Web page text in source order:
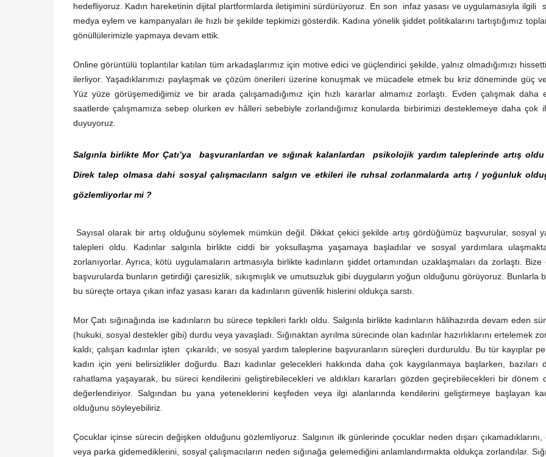
hedefliyoruz. Kadın hareketinin dijital plartformlarda iletişimini sürdürüyoruz. En son infaz yasası ve uygulamasıyla ilgili
medya eylem ve kampanyaları ile hızlı bir şekilde tepkimizi gösterdik. Kadına yönelik şiddet politikalarını tartıştığımız
gönüllülerimizle yapmaya devam ettik.
Online görüntülü toplantılar katılan tüm arkadaşlarımız için motive edici ve güçlendirici şekilde, yalnız olmadığımızı
ilerliyor. Yaşadıklarımızı paylaşmak ve çözüm önerileri üzerine konuşmak ve mücadele etmek bu kriz döneminde güç
Yüz yüze görüşemediğimiz ve bir arada çalışamadığımız için hızlı kararlar almamız zorlaştı. Evden çalışmak daha
saatlerde çalışmamıza sebep olurken ev hâlleri sebebiyle zorlandığımız konularda birbirimizi desteklemeye daha çok
duyuyoruz.
Salgınla birlikte Mor Çatı’ya başvuranlardan ve sığınak kalanlardan psikolojik yardım taleplerinde artış
Direk talep olmasa dahi sosyal çalışmacıların salgın ve etkileri ile ruhsal zorlanmalarda artış / yoğunluk
gözlemliyorlar mi ?
Sayısal olarak bir artış olduğunu söylemek mümkün değil. Dikkat çekici şekilde artış gördüğümüz başvurular, sosyal
talepleri oldu. Kadınlar salgınla birlikte ciddi bir yoksullaşma yaşamaya başladılar ve sosyal yardımlara
zorlanıyorlar. Ayrıca, kötü uygulamaların artmasıyla birlikte kadınların şiddet ortamından uzaklaşmaları da zorlaştı. Bize
başvurularda bunların getirdiği çaresizlik, sıkışmışlık ve umutsuzluk gibi duyguların yoğun olduğunu görüyoruz. Bunlarla
bu süreçte ortaya çıkan infaz yasası kararı da kadınların güvenlik hislerini oldukça sarstı.
Mor Çatı sığınağında ise kadınların bu sürece tepkileri farklı oldu. Salgınla birlikte kadınların hâlihazırda devam eden
(hukuki, sosyal destekler gibi) durdu veya yavaşladı. Sığınaktan ayrılma sürecinde olan kadınlar hazırlıklarını ertelemek
kaldı; çalışan kadınlar işten çıkarıldı; ve sosyal yardım taleplerine başvuranların süreçleri durduruldu. Bu tür kayıplar
kadın için yeni belirsizlikler doğurdu. Bazı kadınlar gelecekleri hakkında daha çok kaygılanmaya başlarken, bazıları
rahatlama yaşayarak, bu süreci kendilerini geliştirebilecekleri ve aldıkları kararları gözden geçirebilecekleri bir dönem
değerlendiriyor. Salgından bu yana yeteneklerini keşfeden veya ilgi alanlarında kendilerini geliştirmeye başlayan
olduğunu söyleyebiliriz.
Çocuklar içinse sürecin değişken olduğunu gözlemliyoruz. Salgının ilk günlerinde çocuklar neden dışarı çıkamadıklarını,
veya parka gidemediklerini, sosyal çalışmacıların neden sığınağa gelemediğini anlamlandırmakta oldukça zorlandılar.